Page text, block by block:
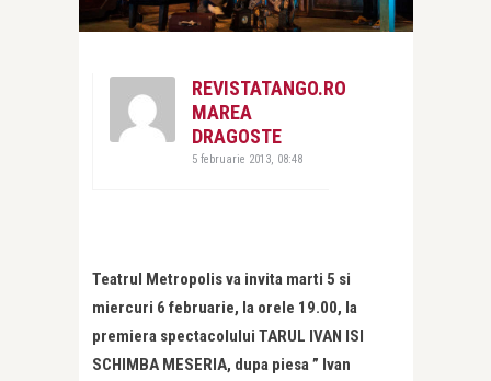
REVISTATANGO.RO
MAREA
DRAGOSTE
5 februarie 2013, 08:48
Teatrul Metropolis va invita marti 5 si
miercuri 6 februarie, la orele 19.00, la
premiera spectacolului TARUL IVAN ISI
SCHIMBA MESERIA, dupa piesa ” Ivan